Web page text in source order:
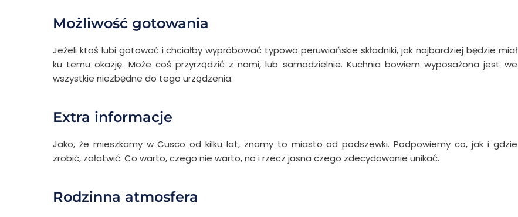
Możliwość gotowania
Jeżeli ktoś lubi gotować i chciałby wypróbować typowo peruwiańskie składniki, jak najbardziej będzie miał
ku temu okazję. Może coś przyrządzić z nami, lub samodzielnie. Kuchnia bowiem wyposażona jest we
wszystkie niezbędne do tego urządzenia.
Extra informacje
Jako, że mieszkamy w Cusco od kilku lat, znamy to miasto od podszewki. Podpowiemy co, jak i gdzie
zrobić, załatwić. Co warto, czego nie warto, no i rzecz jasna czego zdecydowanie unikać.
Rodzinna atmosfera